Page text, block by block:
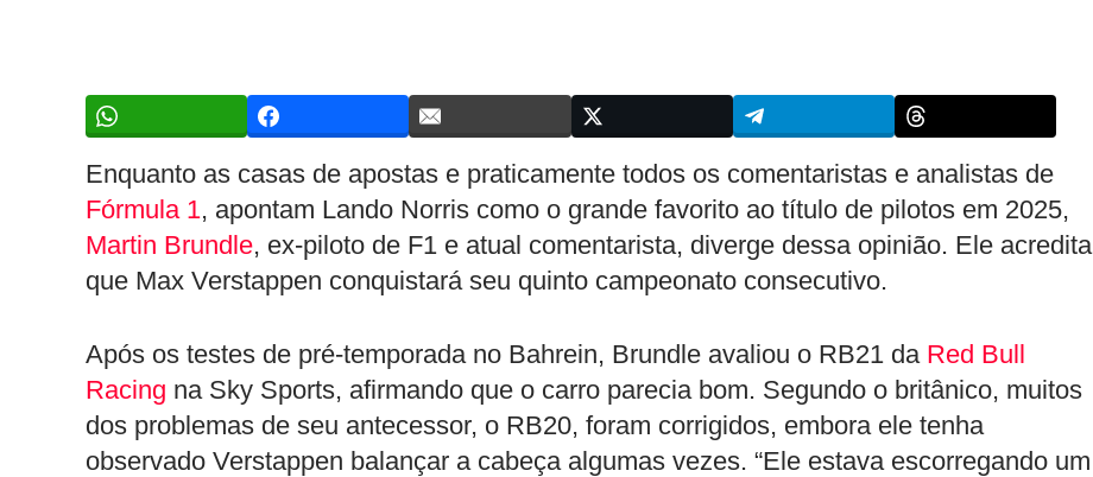
Enquanto as casas de apostas e praticamente todos os comentaristas e analistas de
Fórmula 1, apontam Lando Norris como o grande favorito ao título de pilotos em 2025,
Martin Brundle, ex-piloto de F1 e atual comentarista, diverge dessa opinião. Ele acredita
que Max Verstappen conquistará seu quinto campeonato consecutivo.
Após os testes de pré-temporada no Bahrein, Brundle avaliou o RB21 da Red Bull
Racing na Sky Sports, afirmando que o carro parecia bom. Segundo o britânico, muitos
dos problemas de seu antecessor, o RB20, foram corrigidos, embora ele tenha
observado Verstappen balançar a cabeça algumas vezes. “Ele estava escorregando um